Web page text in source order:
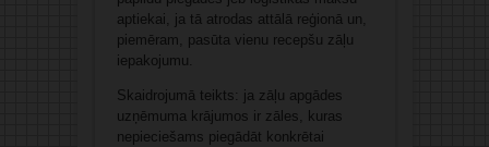
aptiekai, ja tā atrodas attālā reģionā un,
piemēram, pasūta vienu recepšu zāļu
iepakojumu.
Skaidrojumā teikts: ja zāļu apgādes
uzņēmuma krājumos ir zāles, kuras
nepieciešams piegādāt konkrētai